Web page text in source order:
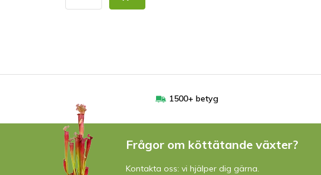
1500+ betyg
Frågor om köttätande växter?
Kontakta oss: vi hjälper dig gärna.